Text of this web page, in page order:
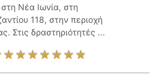
στη Νέα Ιωνία, στη
118, στην περιοχή
Στις δραστηριότητές ...